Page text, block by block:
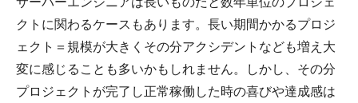
クトに関わるケースもあります。長い期間かかるプロジ
ェクト＝規模が大きくその分アクシデントなども増え大
変に感じることも多いかもしれません。しかし、その分
プロジェクトが完了し正常稼働した時の喜びや達成感は